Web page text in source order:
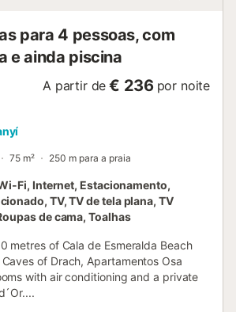
para 4 pessoas, com
e ainda piscina
A partir de € 236 por noite
75 m² 250 m para a praia
Fi, Internet, Estacionamento,
TV, TV de tela plana, TV
de cama, Toalhas
metres of Cala de Esmeralda Beach
of Drach, Apartamentos Osa
with air conditioning and a private